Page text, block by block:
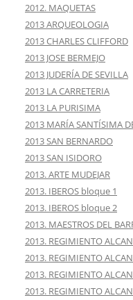
2012. MAQUETAS
2013 ARQUEOLOGIA
2013 CHARLES CLIFFORD
2013 JOSE BERMEJO
2013 JUDERÍA DE SEVILLA
2013 LA CARRETERIA
2013 LA PURISIMA
2013 MARÍA SANTÍSIMA
2013 SAN BERNARDO
2013 SAN ISIDORO
2013. ARTE MUDEJAR
2013. IBEROS bloque 1
2013. IBEROS bloque 2
2013. MAESTROS DEL
2013. REGIMIENTO
2013. REGIMIENTO
2013. REGIMIENTO
2013. REGIMIENTO